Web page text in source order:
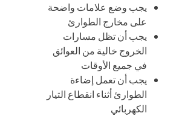
يجب وضع علامات واضحة
على مخارج الطوارئ
يجب أن تظل مسارات
الخروج خالية من العوائق
في جميع الأوقات
يجب أن تعمل إضاءة
الطوارئ أثناء انقطاع التيار
الكهربائي